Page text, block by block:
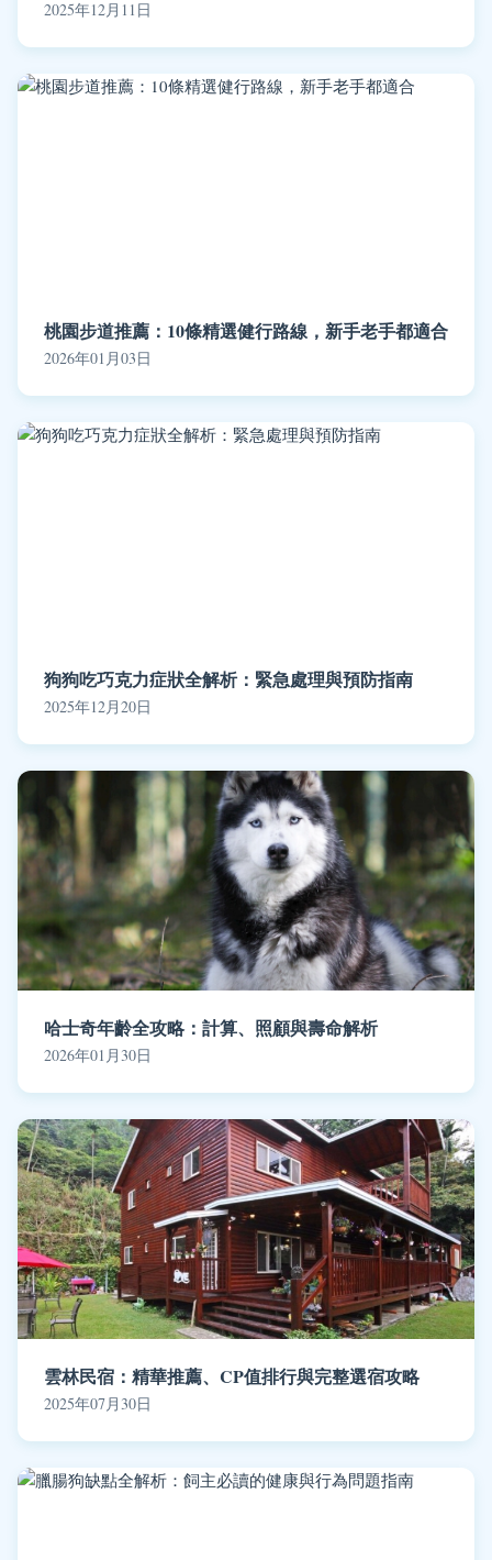
2025年12月11日
桃園步道推薦：10條精選健行路線，新手老手都適合
2026年01月03日
狗狗吃巧克力症狀全解析：緊急處理與預防指南
2025年12月20日
哈士奇年齡全攻略：計算、照顧與壽命解析
2026年01月30日
雲林民宿：精華推薦、CP值排行與完整選宿攻略
2025年07月30日